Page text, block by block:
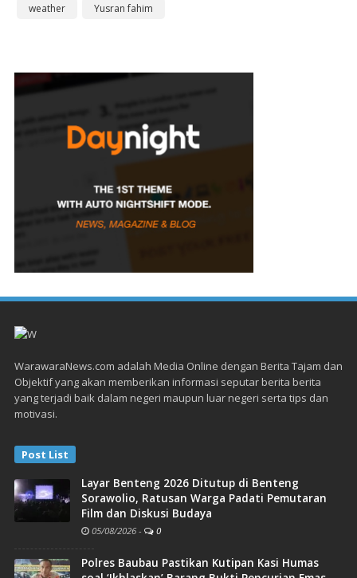
weather
Yusran fahim
WarawaraNews.com adalah Media Online dengan Berita Tajam dan
Objektif yang akan memberikan informasi seputar berita berita
yang terjadi baik dalam negeri maupun luar negeri serta tips dan
motivasi.
Post List
Layar Benteng 2026 Ditutup di Benteng
Sorawolio, Ratusan Warga Padati Pemutaran
Film dan Diskusi Budaya
05/08/2026 - 0
Polres Baubau Pastikan Kutipan Kasi Humas